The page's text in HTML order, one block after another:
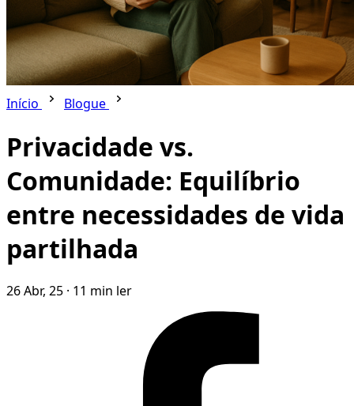
Início Blogue
Privacidade vs.
Comunidade: Equilíbrio
entre necessidades de vida
partilhada
26 Abr, 25 · 11 min ler